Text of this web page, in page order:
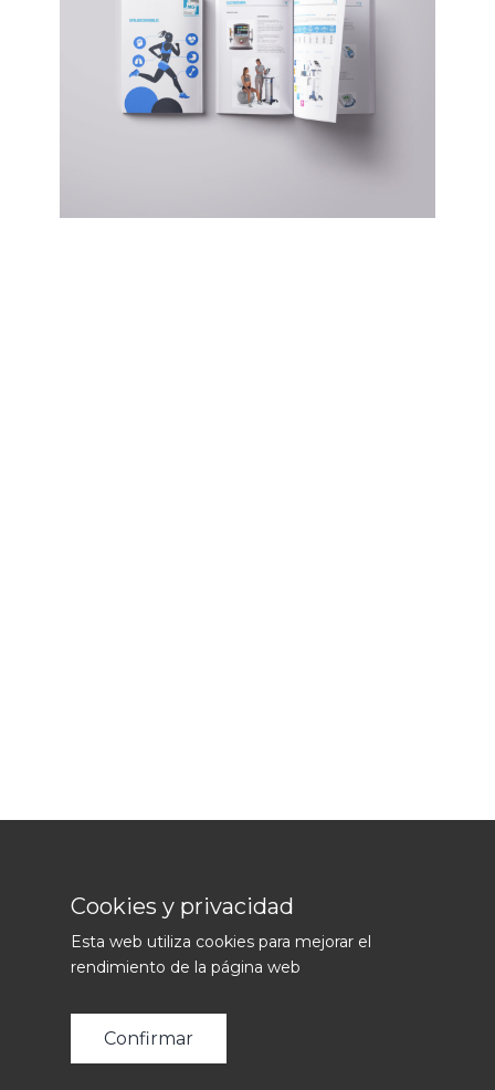
Yes Agency Copyright © 2024.
Todos los derechos reservados.
|Aviso legal|Política de cookies | Política de Privacidad
Cookies y privacidad
Esta web utiliza cookies para mejorar el
rendimiento de la página web
Confirmar
Cookies y privacidad
Esta web utiliza cookies para mejorar el
rendimiento de la página web
Confirmar